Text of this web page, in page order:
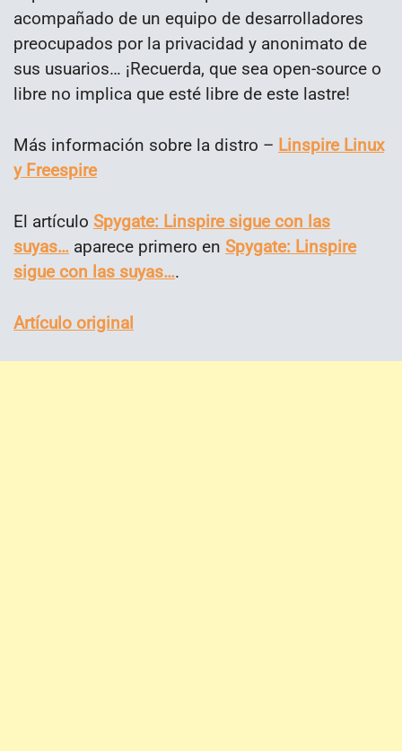
acompañado de un equipo de desarrolladores
preocupados por la privacidad y anonimato de
sus usuarios… ¡Recuerda, que sea open-source o
libre no implica que esté libre de este lastre!
Más información sobre la distro – Linspire Linux
y Freespire
El artículo Spygate: Linspire sigue con las
suyas… aparece primero en Spygate: Linspire
sigue con las suyas….
Artículo original